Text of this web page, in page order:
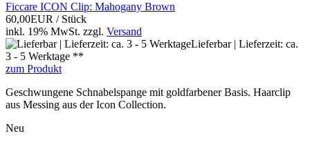
Ficcare ICON Clip: Mahogany Brown
60,00EUR / Stück
inkl. 19% MwSt. zzgl. Versand
Lieferbar | Lieferzeit: ca.
3 - 5 Werktage **
zum Produkt
Geschwungene Schnabelspange mit goldfarbener Basis. Haarclip
aus Messing aus der Icon Collection.
Neu